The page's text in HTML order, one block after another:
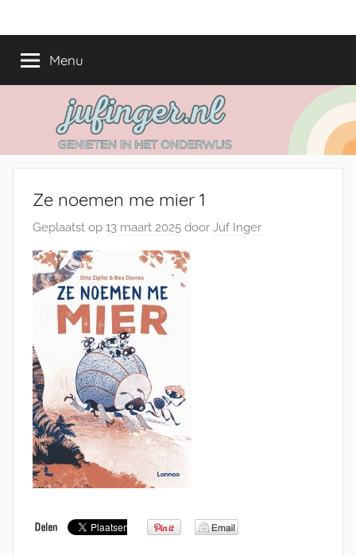
naarjufinger.nl
het
onderwijs
Menu
Ze noemen me mier 1
Geplaatst op 13 maart 2025 door Juf Inger